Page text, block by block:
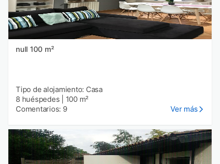
null 100 m²
Tipo de alojamiento: Casa
8 huéspedes
100 m²
Comentarios: 9
Ver más